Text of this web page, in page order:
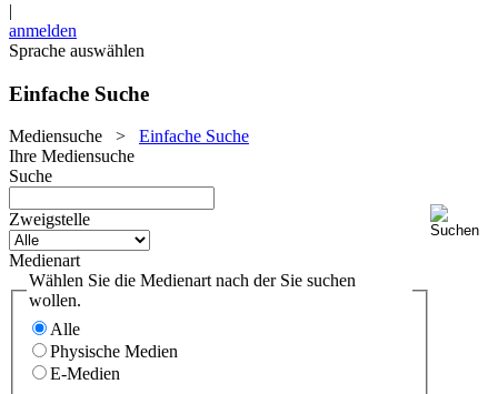
|
anmelden
Sprache auswählen
Einfache Suche
Mediensuche > Einfache Suche
Ihre Mediensuche
Suche
Zweigstelle
Medienart
Wählen Sie die Medienart nach der Sie suchen
wollen.
Alle
Physische Medien
E-Medien